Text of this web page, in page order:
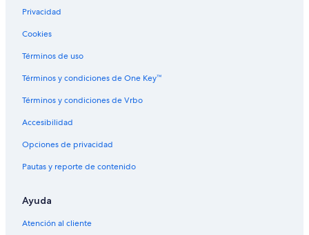
Vuelos de Washington (DCA) a Phoenix (PHX)
Vuelos de Dallas (DFW) a Phoenix (PHX)
Vuelos de Durango (DGO) a Phoenix (PHX)
Vuelos de Des Moines (DSM) a Phoenix (PHX)
Vuelos de Detroit (DTW) a Phoenix (PHX)
Vuelos de Fresno (FAT) a Phoenix (PHX)
Vuelos de Guayaquil (GYE) a Phoenix (PHX)
Vuelos de Houston (HOU) a Phoenix (PHX)
Privacidad
Cookies
Términos de uso
Términos y condiciones de One Key™
Términos y condiciones de Vrbo
Accesibilidad
Opciones de privacidad
Pautas y reporte de contenido
Ayuda
Atención al cliente